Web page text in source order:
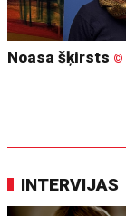
Noasa šķirsts ©
INTERVIJAS